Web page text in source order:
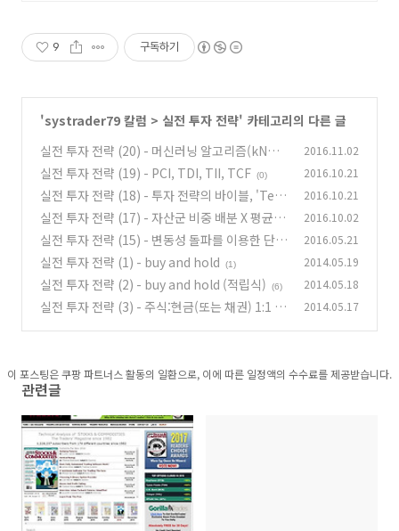
9 구독하기
'systrader79 칼럼 > 실전 투자 전략' 카테고리의 다른 글
실전 투자 전략 (20) - 머신러닝 알고리즘(kNN,
SVM, Decision tree)을 이용한 절대수익 전략
(1) (0)
2016.11.02
실전 투자 전략 (19) - PCI, TDI, TII, TCF (0) 2016.10.21
실전 투자 전략 (18) - 투자 전략의 바이블, 'Tec
hnical analysis of stocks and commoditie
s' (0)
2016.10.21
실전 투자 전략 (17) - 자산군 비중 배분 X 평균 모
멘텀 스코어 배분 (파이썬 코드) (2)
2016.10.02
실전 투자 전략 (15) - 변동성 돌파를 이용한 단기
스윙(단타) 전략 (1)
(0)
2016.05.21
실전 투자 전략 (1) - buy and hold (1) 2014.05.19
실전 투자 전략 (2) - buy and hold (적립식) (6) 2014.05.18
실전 투자 전략 (3) - 주식:현금(또는 채권) 1:1 혼
2014.05.17
이 포스팅은 쿠팡 파트너스 활동의 일환으로, 이에 따른 일정액의 수수료를 제공받습니다.
관련글